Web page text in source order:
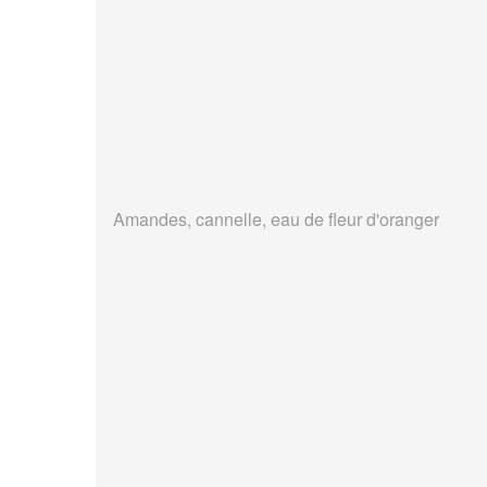
Amandes, cannelle, eau de fleur d'oranger